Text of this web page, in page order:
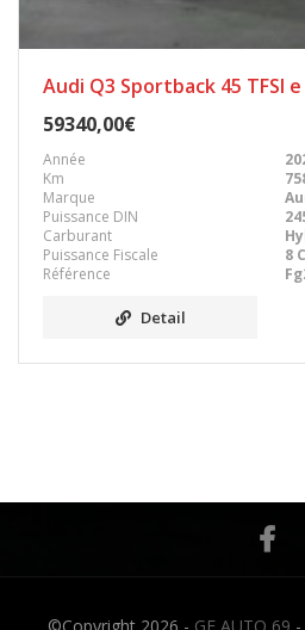
Audi Q3 Sportback 45 TFSI
59340,00€
Année
Km
Marque
Puissance DIN
Carburant
Puissance Fiscale
8
Référence
Detail